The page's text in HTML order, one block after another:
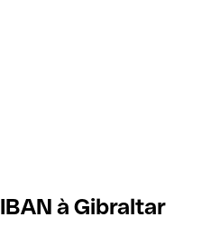
à Gibraltar